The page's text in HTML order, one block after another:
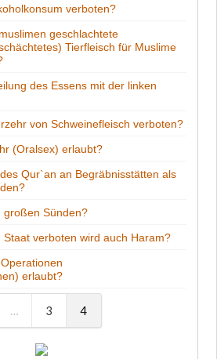
verboten?
geschlachtete
Tierfleisch für Muslime
des Essens mit der linken
von Schweinefleisch verboten?
(Oralsex) erlaubt?
Qur`an an Begräbnisstätten als
großen Sünden?
Staat verboten wird auch Haram?
erlaubt?
… 3 4